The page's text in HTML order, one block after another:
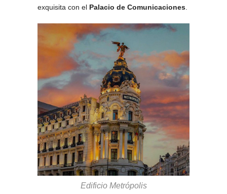
exquisita con el Palacio de Comunicaciones
Edificio Metrópolis